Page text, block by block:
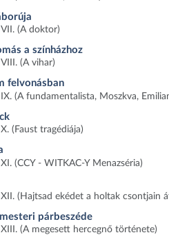
(A doktor)
a színházhoz
(A vihar)
felvonásban
(A fundamentalista, Moszkva,
(Faust tragédiája)
(CCY - WITKAC-Y Menazséria)
(Hajtsad ekédet a holtak csontjain
párbeszéde
(A megesett hercegnő története)